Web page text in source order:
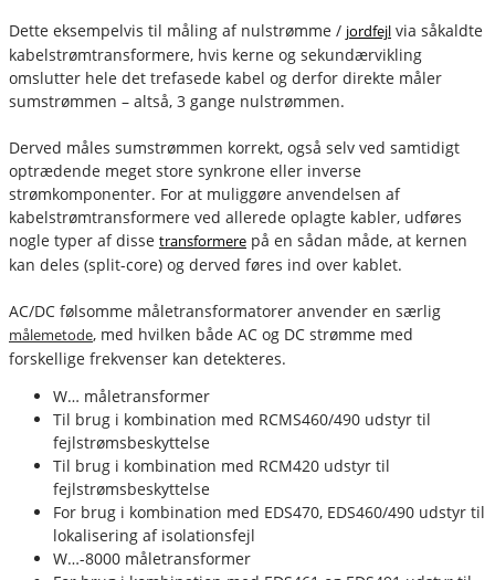
Dette eksempelvis til måling af nulstrømme / jordfejl via såkaldte
kabelstrømtransformere, hvis kerne og sekundærvikling
omslutter hele det trefasede kabel og derfor direkte måler
sumstrømmen – altså, 3 gange nulstrømmen.
Derved måles sumstrømmen korrekt, også selv ved samtidigt
optrædende meget store synkrone eller inverse
strømkomponenter. For at muliggøre anvendelsen af
kabelstrømtransformere ved allerede oplagte kabler, udføres
nogle typer af disse transformere på en sådan måde, at kernen
kan deles (split-core) og derved føres ind over kablet.
AC/DC følsomme måletransformatorer anvender en særlig
målemetode, med hvilken både AC og DC strømme med
forskellige frekvenser kan detekteres.
W… måletransformer
Til brug i kombination med RCMS460/490 udstyr til
fejlstrømsbeskyttelse
Til brug i kombination med RCM420 udstyr til
fejlstrømsbeskyttelse
For brug i kombination med EDS470, EDS460/490 udstyr til
lokalisering af isolationsfejl
W…-8000 måletransformer